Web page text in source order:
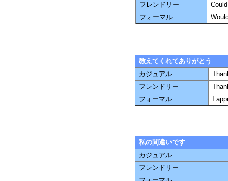
フレンドリー
フォーマル
教えてくれてありがとう
カジュアル
フレンドリー
フォーマル
I
私の間違いです
カジュアル
フレンドリー